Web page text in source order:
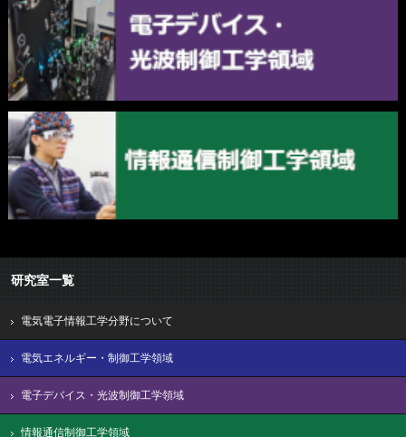
研究室一覧
電気電子情報工学分野について
電気エネルギー・制御工学領域
電子デバイス・光波制御工学領域
情報通信制御工学領域